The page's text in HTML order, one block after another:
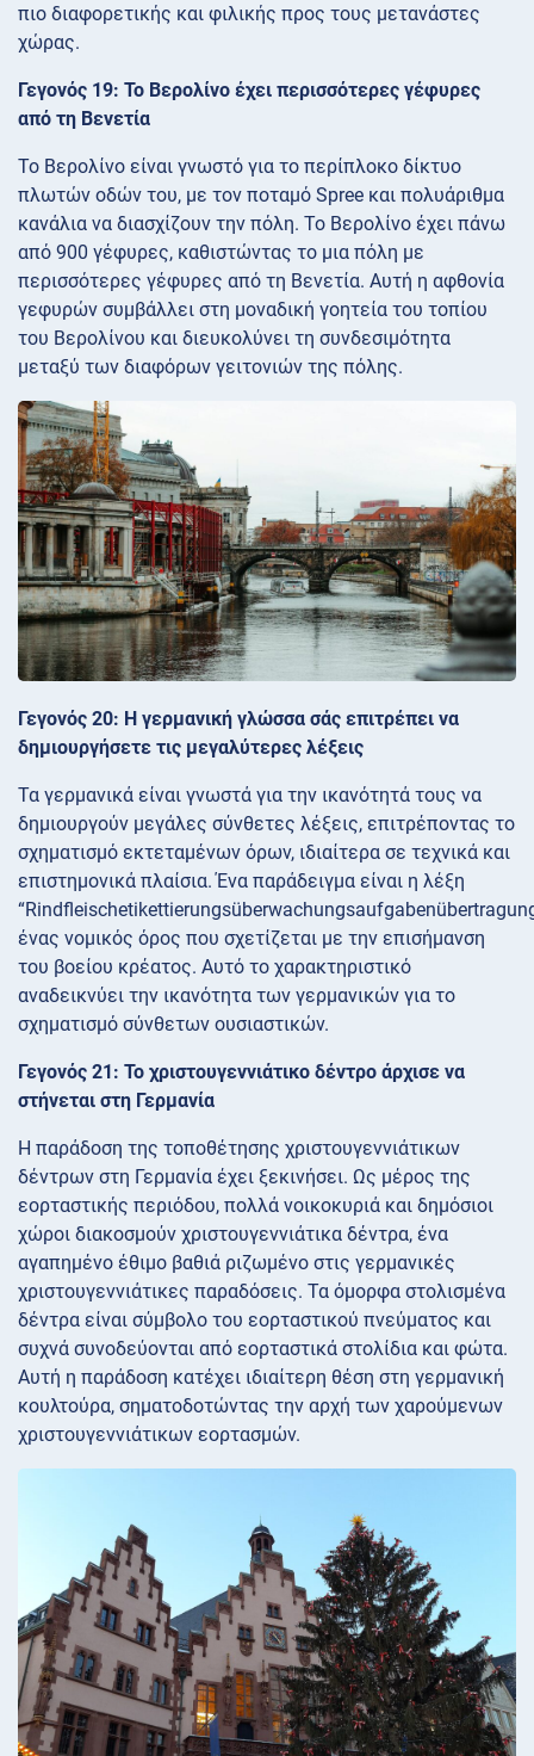
πιο διαφορετικής και φιλικής προς τους μετανάστες
χώρας.
Γεγονός 19: Το Βερολίνο έχει περισσότερες γέφυρες
από τη Βενετία
Το Βερολίνο είναι γνωστό για το περίπλοκο δίκτυο
πλωτών οδών του, με τον ποταμό Spree και πολυάριθμα
κανάλια να διασχίζουν την πόλη. Το Βερολίνο έχει πάνω
από 900 γέφυρες, καθιστώντας το μια πόλη με
περισσότερες γέφυρες από τη Βενετία. Αυτή η αφθονία
γεφυρών συμβάλλει στη μοναδική γοητεία του τοπίου
του Βερολίνου και διευκολύνει τη συνδεσιμότητα
μεταξύ των διαφόρων γειτονιών της πόλης.
Γεγονός 20: Η γερμανική γλώσσα σάς επιτρέπει να
δημιουργήσετε τις μεγαλύτερες λέξεις
Τα γερμανικά είναι γνωστά για την ικανότητά τους να
δημιουργούν μεγάλες σύνθετες λέξεις, επιτρέποντας το
σχηματισμό εκτεταμένων όρων, ιδιαίτερα σε τεχνικά και
επιστημονικά πλαίσια. Ένα παράδειγμα είναι η λέξη
ένας νομικός όρος που σχετίζεται με την επισήμανση
του βοείου κρέατος. Αυτό το χαρακτηριστικό
αναδεικνύει την ικανότητα των γερμανικών για το
σχηματισμό σύνθετων ουσιαστικών.
Γεγονός 21: Το χριστουγεννιάτικο δέντρο άρχισε να
στήνεται στη Γερμανία
Η παράδοση της τοποθέτησης χριστουγεννιάτικων
δέντρων στη Γερμανία έχει ξεκινήσει. Ως μέρος της
εορταστικής περιόδου, πολλά νοικοκυριά και δημόσιοι
χώροι διακοσμούν χριστουγεννιάτικα δέντρα, ένα
αγαπημένο έθιμο βαθιά ριζωμένο στις γερμανικές
χριστουγεννιάτικες παραδόσεις. Τα όμορφα στολισμένα
δέντρα είναι σύμβολο του εορταστικού πνεύματος και
συχνά συνοδεύονται από εορταστικά στολίδια και φώτα.
Αυτή η παράδοση κατέχει ιδιαίτερη θέση στη γερμανική
κουλτούρα, σηματοδοτώντας την αρχή των χαρούμενων
χριστουγεννιάτικων εορτασμών.